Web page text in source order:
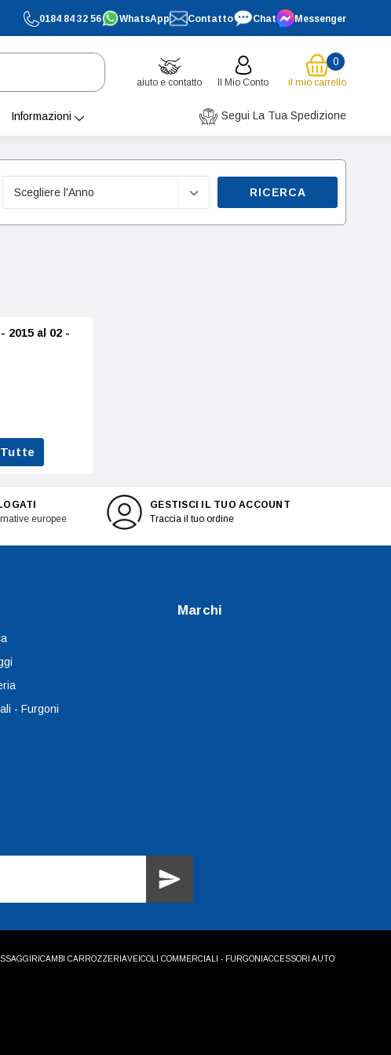
0184 84 32 56 WhatsApp Contatto Chat Messenger
aiuto e contatto Il Mio Conto
0
il mio carrello
Informazioni Segui La Tua Spedizione
RICERCA
2015 al 02 -
europee
GESTISCI IL TUO ACCOUNT
Traccia il tuo ordine
- Furgoni
Marchi
RICAMBI CARROZZERIAVEICOLI COMMERCIALI - FURGONI ACCESSORI AUTO